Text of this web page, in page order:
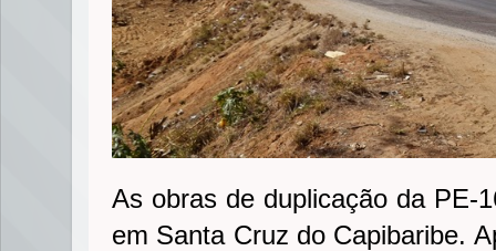
As obras de duplicação da PE-
em Santa Cruz do Capibaribe.